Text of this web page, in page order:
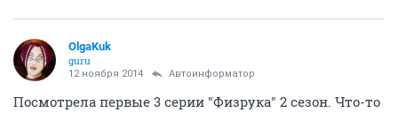
OlgaKuk
guru
12 ноября 2014 Автоинформатор
Посмотрела первые 3 серии "Физрука" 2 сезон. Что-то